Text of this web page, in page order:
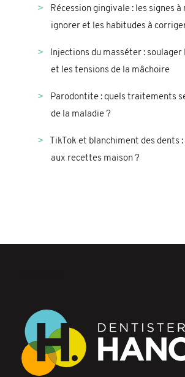
Récession gingivale : les signes à
ignorer et les habitudes à
Injections du masséter :
et les tensions de la mâchoire
Parodontite : quels traitements
de la maladie ?
TikTok et blanchiment des dents
aux recettes maison ?